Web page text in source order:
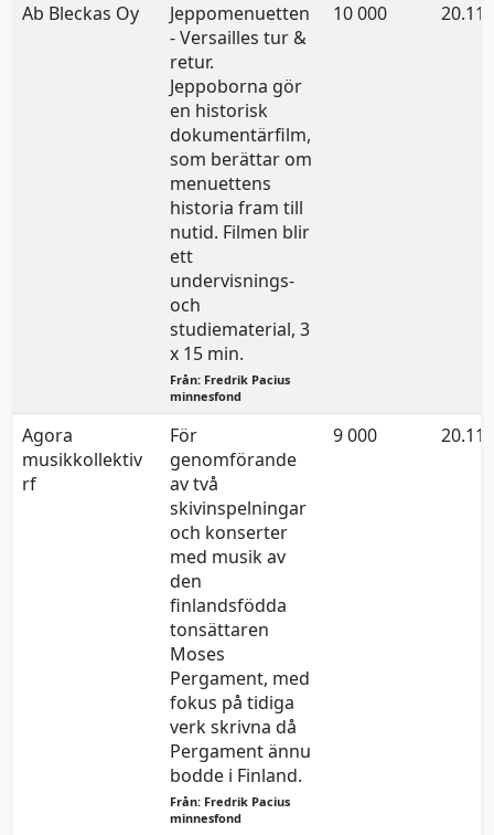
Ab Bleckas Oy
Jeppomenuetten
- Versailles tur &
retur.
Jeppoborna gör
en historisk
dokumentärfilm,
som berättar om
menuettens
historia fram till
nutid. Filmen blir
ett
undervisnings-
och
studiematerial, 3
x 15 min.
Från: Fredrik Pacius
minnesfond
10 000
Agora
musikkollektiv
rf
För
genomförande
av två
skivinspelningar
och konserter
med musik av
den
finlandsfödda
tonsättaren
Moses
Pergament, med
fokus på tidiga
verk skrivna då
Pergament ännu
bodde i Finland.
Från: Fredrik Pacius
minnesfond
9 000